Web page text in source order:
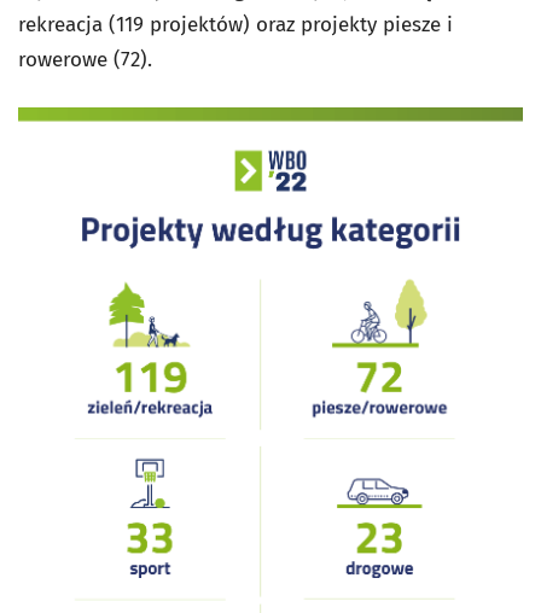
rekreacja (119 projektów) oraz projekty piesze i
rowerowe (72).